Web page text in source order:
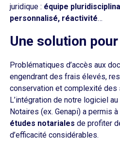
juridique : équipe
personnalisé, réactivité…
Une solution
Problématiques d’accès aux
engendrant des frais élevés,
conservation et complexité des
L’intégration de notre logiciel
Notaires (ex. Genapi) a permis
études notariales de profiter
d’efficacité considérables.